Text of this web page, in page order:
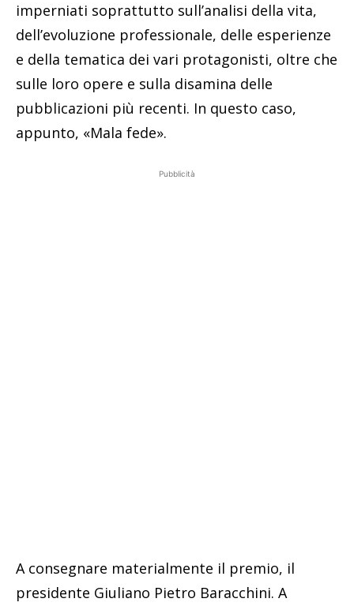
imperniati soprattutto sull’analisi della vita,
dell’evoluzione professionale, delle esperienze
e della tematica dei vari protagonisti, oltre che
sulle loro opere e sulla disamina delle
pubblicazioni più recenti. In questo caso,
appunto, «Mala fede».
Pubblicità
A consegnare materialmente il premio, il
presidente Giuliano Pietro Baracchini. A